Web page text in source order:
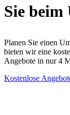
Sie
Planen Sie einen
bieten wir eine
Angebote in nur 4
Kostenlose